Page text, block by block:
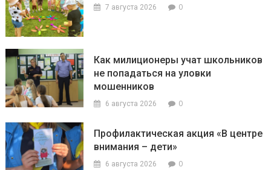
7 августа 2026 0
Как милиционеры учат школьников
не попадаться на уловки
мошенников
6 августа 2026 0
Профилактическая акция «В центре
внимания – дети»
6 августа 2026 0